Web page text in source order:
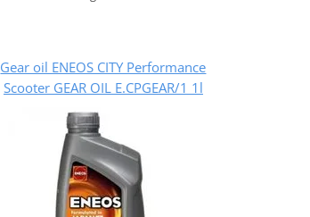
Gear oil ENEOS CITY Performance
Scooter GEAR OIL E.CPGEAR/1 1l